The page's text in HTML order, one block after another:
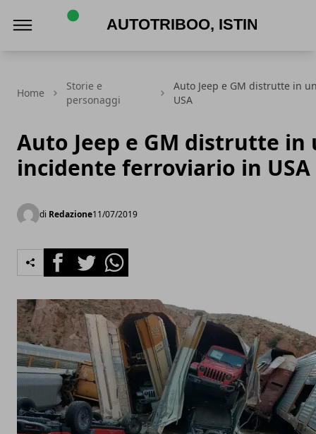
Home
Storie e
personaggi
Auto Jeep e GM distrutte in
USA
Auto Jeep e GM distrutte in
incidente ferroviario in USA
di Redazione11/07/2019
FacebookTwitterWhatsapp